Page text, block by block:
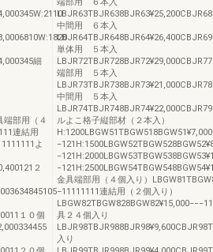
細
端部用（４
連結用
よ
２
１０個
中間用 ６本入
単体用 ５本入
端部用 ５本入
中間用 ５本入
ルよこ格子縦部材（２本入）
金具端部用（４個入り）
−11111111連結用（２個入り）
具２４個入り
入り